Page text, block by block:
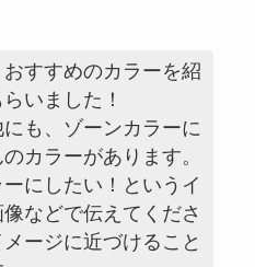
すすめのカラーを紹
いました！
も、ゾーンカラーに
カラーがあります。
にしたい！というイ
などで伝えてくださ
ージに近づけること